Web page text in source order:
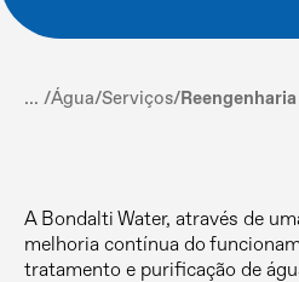
... /Água/Serviços/
A Bondalti Water, através de
melhoria contínua do
tratamento e purificação de